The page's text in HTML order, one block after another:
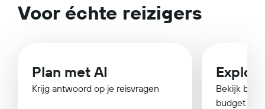
Voor échte reizigers
Plan met AI
Krijg antwoord op je reisvragen
Explore
Bekijk
budget